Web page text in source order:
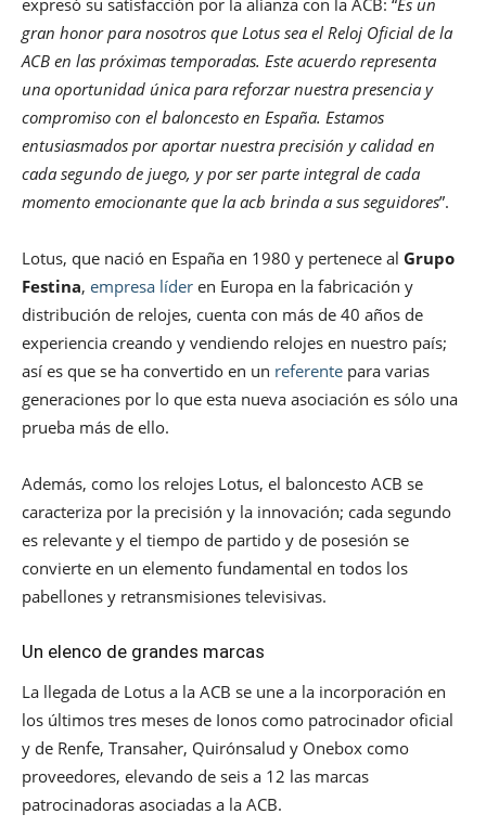
gran honor para nosotros que Lotus sea el Reloj Oficial de la
ACB en las próximas temporadas. Este acuerdo representa
una oportunidad única para reforzar nuestra presencia y
compromiso con el baloncesto en España. Estamos
entusiasmados por aportar nuestra precisión y calidad en
cada segundo de juego, y por ser parte integral de cada
momento emocionante que la acb brinda a sus seguidores”.
Lotus, que nació en España en 1980 y pertenece al Grupo
Festina, empresa líder en Europa en la fabricación y
distribución de relojes, cuenta con más de 40 años de
experiencia creando y vendiendo relojes en nuestro país;
así es que se ha convertido en un referente para varias
generaciones por lo que esta nueva asociación es sólo una
prueba más de ello.
Además, como los relojes Lotus, el baloncesto ACB se
caracteriza por la precisión y la innovación; cada segundo
es relevante y el tiempo de partido y de posesión se
convierte en un elemento fundamental en todos los
pabellones y retransmisiones televisivas.
Un elenco de grandes marcas
La llegada de Lotus a la ACB se une a la incorporación en
los últimos tres meses de Ionos como patrocinador oficial
y de Renfe, Transaher, Quirónsalud y Onebox como
proveedores, elevando de seis a 12 las marcas
patrocinadoras asociadas a la ACB.